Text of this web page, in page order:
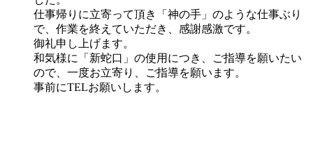
仕事帰りに立寄って頂き「神の手」のような仕事ぶり
で、作業を終えていただき、感謝感激です。
御礼申し上げます。
和気様に「新蛇口」の使用につき、ご指導を願いたい
ので、一度お立寄り、ご指導を願います。
事前にTELお願いします。